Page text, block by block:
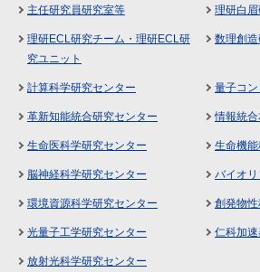
主任研究員研究室等 理研白
理研ECL研究チーム・理研ECL研
究ユニット
数理創
計算科学研究センター 量子コ
革新知能統合研究センター 情報統
生命医科学研究センター 生命機
脳神経科学研究センター バイオ
環境資源科学研究センター 創発物
光量子工学研究センター 仁科加
放射光科学研究センター